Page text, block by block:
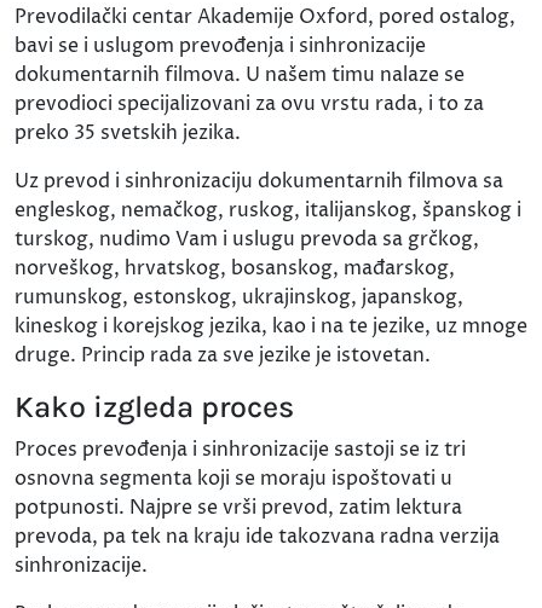
Prevodilački centar Akademije Oxford, pored ostalog,
bavi se i uslugom prevođenja i sinhronizacije
dokumentarnih filmova. U našem timu nalaze se
prevodioci specijalizovani za ovu vrstu rada, i to za
preko 35 svetskih jezika.
Uz prevod i sinhronizaciju dokumentarnih filmova sa
engleskog, nemačkog, ruskog, italijanskog, španskog i
turskog, nudimo Vam i uslugu prevoda sa grčkog,
norveškog, hrvatskog, bosanskog, mađarskog,
rumunskog, estonskog, ukrajinskog, japanskog,
kineskog i korejskog jezika, kao i na te jezike, uz mnoge
druge. Princip rada za sve jezike je istovetan.
Kako izgleda proces
Proces prevođenja i sinhronizacije sastoji se iz tri
osnovna segmenta koji se moraju ispoštovati u
potpunosti. Najpre se vrši prevod, zatim lektura
prevoda, pa tek na kraju ide takozvana radna verzija
sinhronizacije.